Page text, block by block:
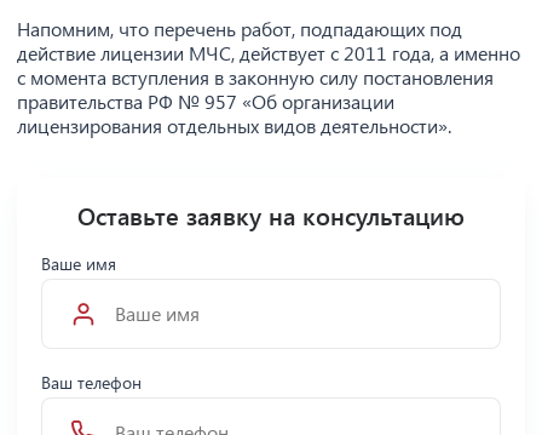
Напомним, что перечень работ, подпадающих под
действие лицензии МЧС, действует с 2011 года, а именно
с момента вступления в законную силу постановления
правительства РФ № 957 «Об организации
лицензирования отдельных видов деятельности».
Оставьте заявку на консультацию
Ваше имя
Ваш телефон